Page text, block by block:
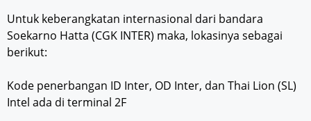
Untuk keberangkatan internasional dari bandara
Soekarno Hatta (CGK INTER) maka, lokasinya sebagai
berikut:
Kode penerbangan ID Inter, OD Inter, dan Thai Lion (SL)
Intel ada di terminal 2F